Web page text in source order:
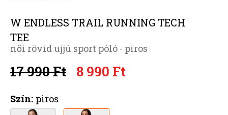
W ENDLESS TRAIL RUNNING TECH
TEE
női rövid ujjú sport póló - piros
17 990 Ft 8 990 Ft
Szín: piros